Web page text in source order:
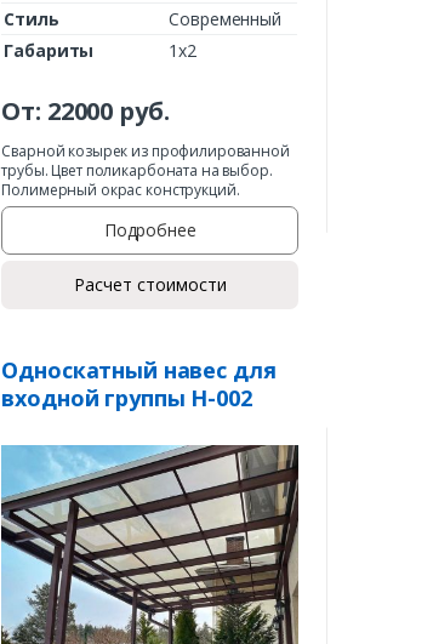
Стиль
Современный
Габариты
1х2
От: 22000 руб.
Сварной козырек из профилированной
трубы. Цвет поликарбоната на выбор.
Полимерный окрас конструкций.
Подробнее
Расчет стоимости
Односкатный навес для
входной группы Н-002